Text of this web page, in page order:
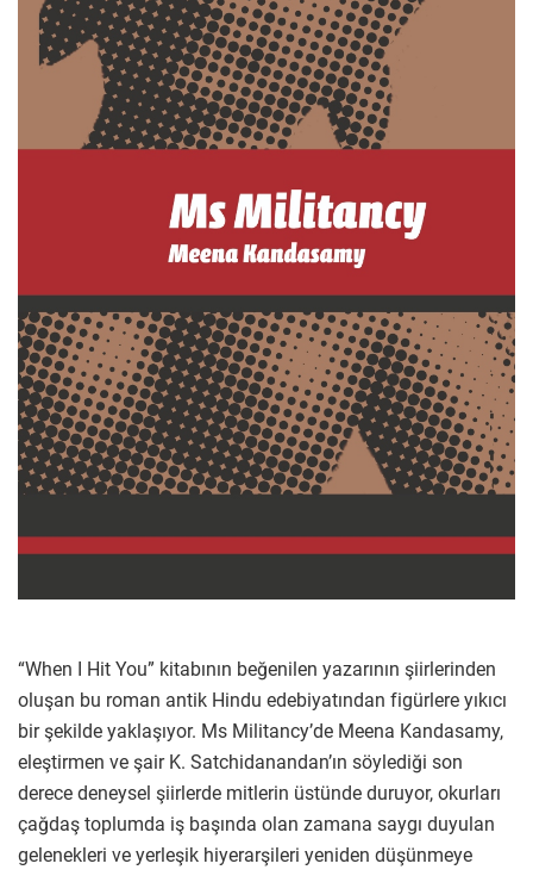
“When I Hit You” kitabının beğenilen yazarının şiirlerinden
oluşan bu roman antik Hindu edebiyatından figürlere yıkıcı
bir şekilde yaklaşıyor. Ms Militancy’de Meena Kandasamy,
eleştirmen ve şair K. Satchidanandan’ın söylediği son
derece deneysel şiirlerde mitlerin üstünde duruyor, okurları
çağdaş toplumda iş başında olan zamana saygı duyulan
gelenekleri ve yerleşik hiyerarşileri yeniden düşünmeye